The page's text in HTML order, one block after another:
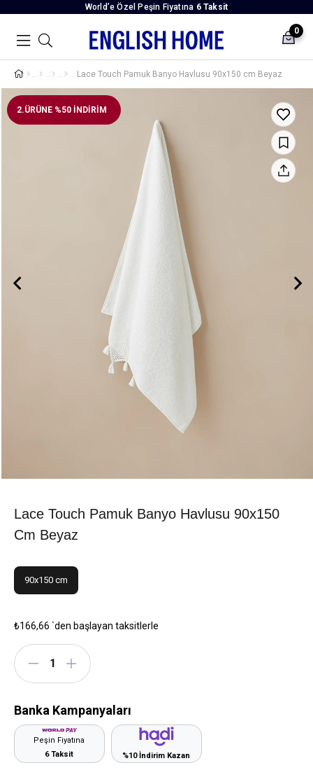
World’e Özel Peşin Fiyatına 6 Taksit
0
Lace Touch Pamuk Banyo Havlusu 90x150 cm Beyaz
2.ÜRÜNE %50 İNDİRİM
Lace Touch Pamuk Banyo Havlusu 90x150
Cm Beyaz
90x150 cm
₺166,66 `den başlayan taksitlerle
Banka Kampanyaları
Peşin Fiyatına
6 Taksit
%10 İndirim Kazan